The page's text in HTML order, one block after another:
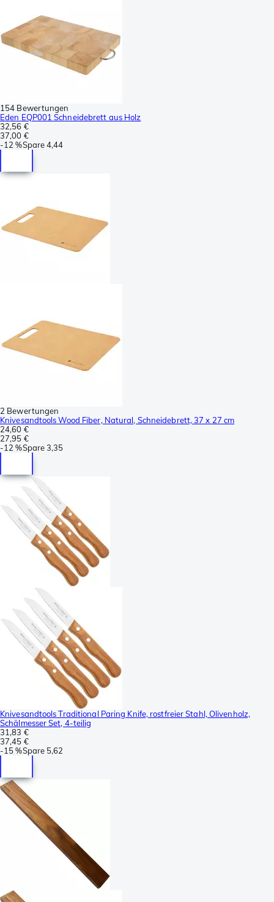
154 Bewertungen
Eden EQP001 Schneidebrett aus Holz
32,56 €
37,00 €
-12 %Spare4,44
2 Bewertungen
Knivesandtools Wood Fiber, Natural, Schneidebrett, 37 x 27 cm
24,60 €
27,95 €
-12 %Spare3,35
Knivesandtools Traditional Paring Knife, rostfreier Stahl, Olivenholz,
Schälmesser Set, 4-teilig
31,83 €
37,45 €
-15 %Spare 5,62